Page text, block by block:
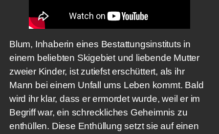
Blum, Inhaberin eines Bestattungsinstituts in
einem beliebten Skigebiet und liebende Mutter
zweier Kinder, ist zutiefst erschüttert, als ihr
Mann bei einem Unfall ums Leben kommt. Bald
wird ihr klar, dass er ermordet wurde, weil er im
Begriff war, ein schreckliches Geheimnis zu
enthüllen. Diese Enthüllung setzt sie auf einen